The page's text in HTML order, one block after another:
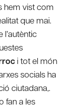
hem vist com
que mai.
i tot el món
socials ha
ciutadana,.
fan a les